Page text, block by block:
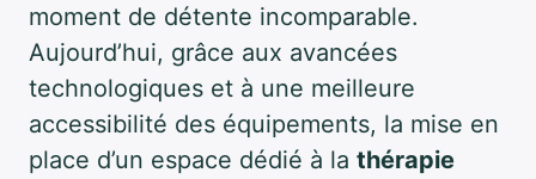
moment de détente incomparable.
Aujourd’hui, grâce aux avancées
technologiques et à une meilleure
accessibilité des équipements, la mise en
place d’un espace dédié à la thérapie